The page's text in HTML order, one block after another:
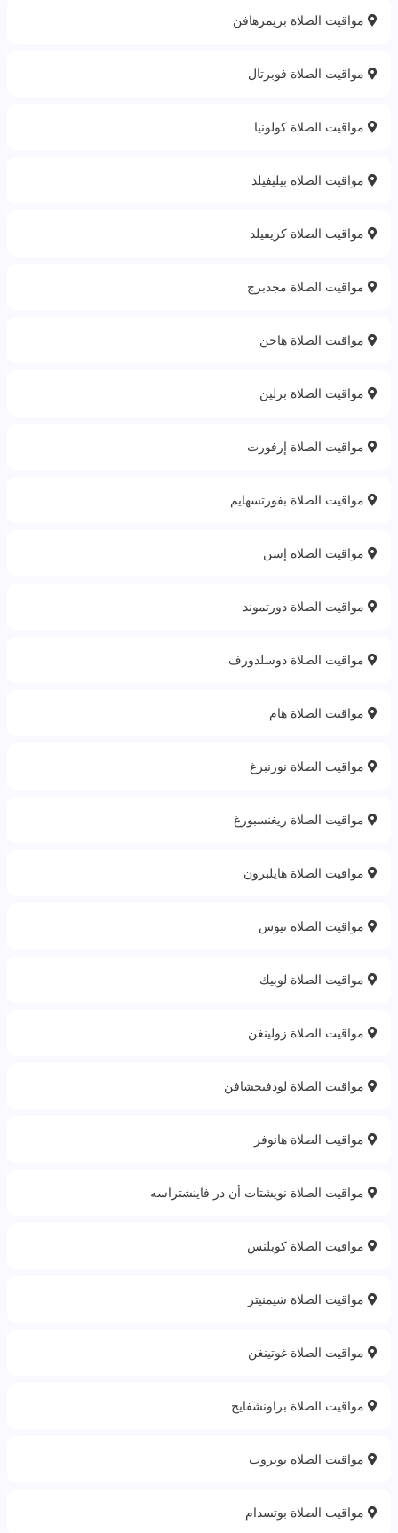
مواقيت الصلاة بريمرهافن
مواقيت الصلاة فوبرتال
مواقيت الصلاة كولونيا
مواقيت الصلاة بيليفيلد
مواقيت الصلاة كريفيلد
مواقيت الصلاة مجدبرج
مواقيت الصلاة هاجن
مواقيت الصلاة برلين
مواقيت الصلاة إرفورت
مواقيت الصلاة بفورتسهايم
مواقيت الصلاة إسن
مواقيت الصلاة دورتموند
مواقيت الصلاة دوسلدورف
مواقيت الصلاة هام
مواقيت الصلاة نورنبرغ
مواقيت الصلاة ريغنسبورغ
مواقيت الصلاة هايلبرون
مواقيت الصلاة نيوس
مواقيت الصلاة لوبيك
مواقيت الصلاة زولينغن
مواقيت الصلاة لودفيجشافن
مواقيت الصلاة هانوفر
مواقيت الصلاة نويشتات أن در فاينشتراسه
مواقيت الصلاة كوبلنس
مواقيت الصلاة شيمنيتز
مواقيت الصلاة غوتينغن
مواقيت الصلاة براونشفايج
مواقيت الصلاة بوتروب
مواقيت الصلاة بوتسدام